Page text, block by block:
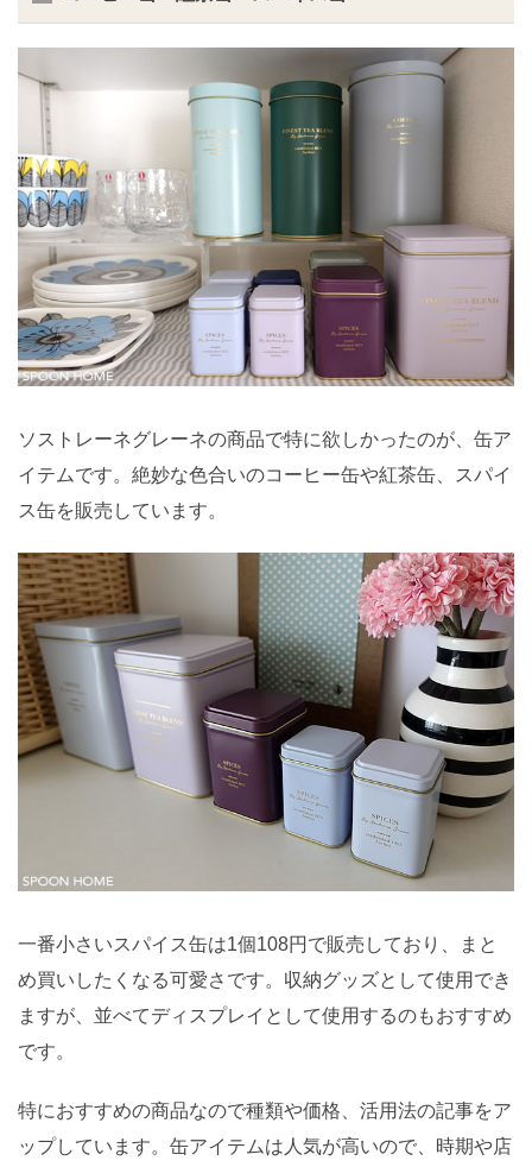
ソストレーネグレーネの商品で特に欲しかったのが、缶ア
イテムです。絶妙な色合いのコーヒー缶や紅茶缶、スパイ
ス缶を販売しています。
一番小さいスパイス缶は1個108円で販売しており、まと
め買いしたくなる可愛さです。収納グッズとして使用でき
ますが、並べてディスプレイとして使用するのもおすすめ
です。
特におすすめの商品なので種類や価格、活用法の記事をア
ップしています。缶アイテムは人気が高いので、時期や店